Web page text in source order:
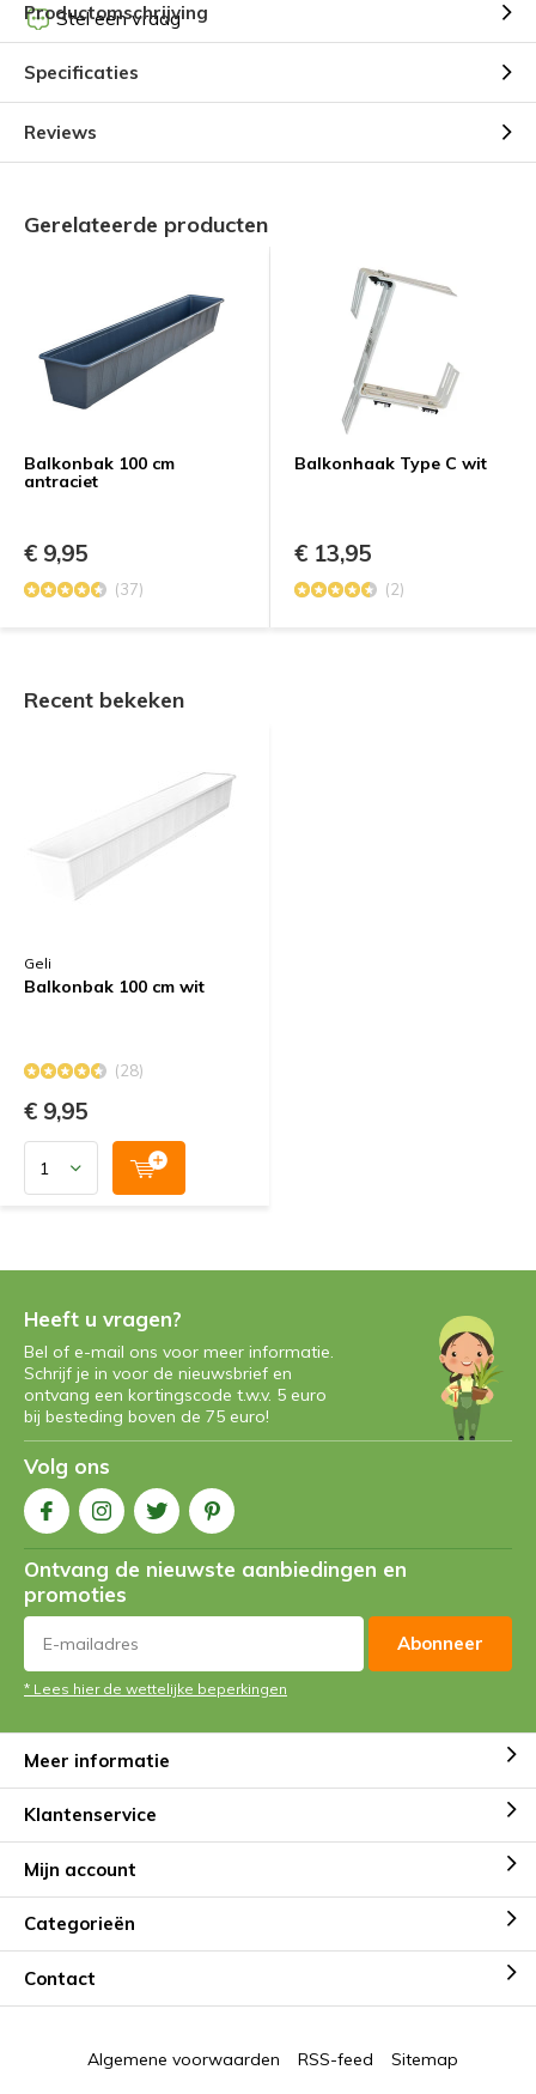
Stel een vraag
Productomschrijving
Specificaties
Reviews
Gerelateerde producten
Balkonbak 100 cm
antraciet
€ 9,95
(37)
Balkonhaak Type C wit
€ 13,95
(2)
Recent bekeken
Geli
Balkonbak 100 cm wit
(28)
€ 9,95
Heeft u vragen?
Bel of e-mail ons voor meer informatie.
Schrijf je in voor de nieuwsbrief en
ontvang een kortingscode t.w.v. 5 euro
bij besteding boven de 75 euro!
Volg ons
Ontvang de nieuwste aanbiedingen en
promoties
Abonneer
* Lees hier de wettelijke beperkingen
Meer informatie
Klantenservice
Mijn account
Categorieën
Contact
Algemene voorwaarden RSS-feed Sitemap